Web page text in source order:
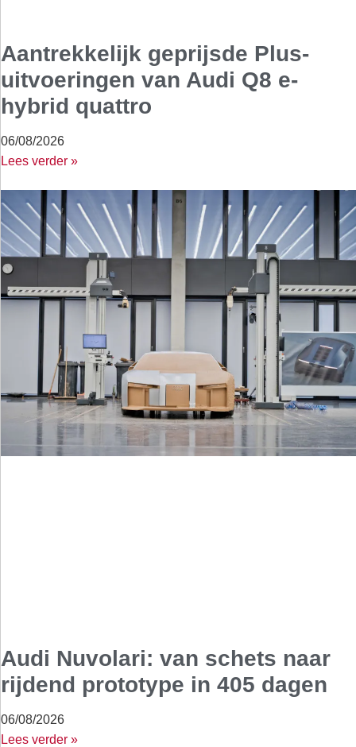
Aantrekkelijk geprijsde Plus-
uitvoeringen van Audi Q8 e-
hybrid quattro
06/08/2026
Lees verder »
Audi Nuvolari: van schets naar
rijdend prototype in 405 dagen
06/08/2026
Lees verder »